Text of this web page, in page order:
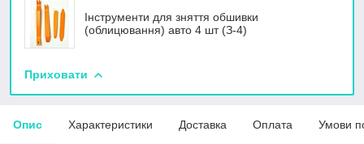
Інструменти для зняття обшивки
(облицювання) авто 4 шт (З-4)
Приховати
Опис Характеристики Доставка Оплата Умови